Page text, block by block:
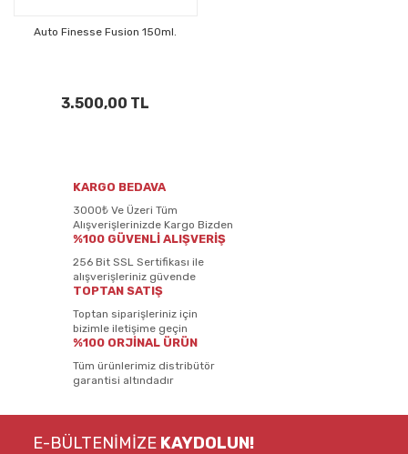
Auto Finesse Fusion 150ml.
3.500,00 TL
KARGO BEDAVA
3000₺ Ve Üzeri Tüm
Alışverişlerinizde Kargo Bizden
%100 GÜVENLİ ALIŞVERİŞ
256 Bit SSL Sertifikası ile
alışverişleriniz güvende
TOPTAN SATIŞ
Toptan siparişleriniz için
bizimle iletişime geçin
%100 ORJİNAL ÜRÜN
Tüm ürünlerimiz distribütör
garantisi altındadır
E-BÜLTENİMİZE KAYDOLUN!